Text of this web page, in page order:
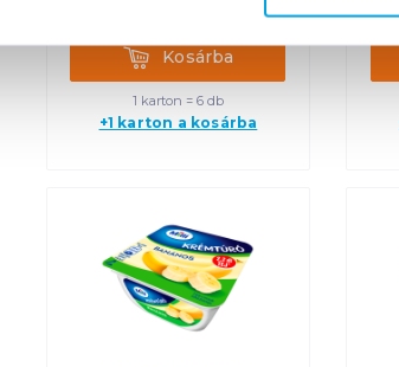
KosárbaKosárba
1 karton = 6 db
+1 karton a kosárba